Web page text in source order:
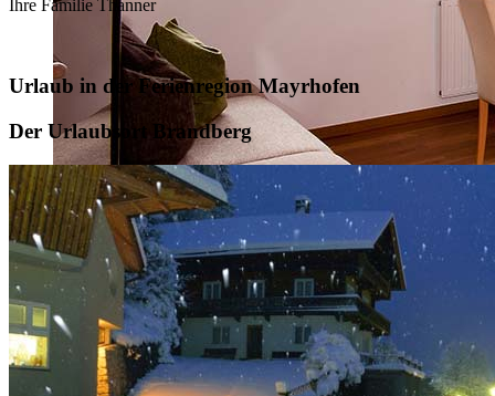
Unbenannt-3.jpg
Ihre Familie Thanner
Urlaub in der Ferienregion Mayrhofen
Der Urlaubsort Brandberg